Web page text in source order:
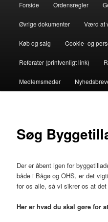
Forside Ordensregler
Øvrige dokumenter Værd at
Køb og salg Cookie- og
Referater (printvenligt link)
Medlemsmøder
Søg
Der er åbent igen for
både i Bågø og OHS, er det
for os alle, så vi sikrer os at
Her er hvad du skal gøre for